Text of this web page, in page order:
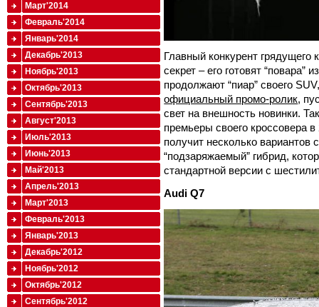
Главный конкурент
секрет – его готовят “повара”
продолжают “пиар” своего
официальный промо-ролик,
свет на внешность новинки.
премьеры своего кроссовера
получит несколько вариантов
“подзаряжаемый” гибрид,
стандартной версии с
AudiQ7
Март'2014
Февраль'2014
Январь'2014
Декабрь'2013
Ноябрь'2013
Октябрь'2013
Сентябрь'2013
Август'2013
Июль'2013
Июнь'2013
Май'2013
Апрель'2013
Март'2013
Февраль'2013
Январь'2013
Декабрь'2012
Ноябрь'2012
Октябрь'2012
Сентябрь'2012